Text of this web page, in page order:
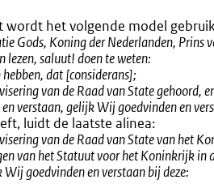
wordt het volgende model
Gods, Koning der Nederlanden, Prins
lezen, saluut! doen te weten:
dat [considerans];
van de Raad van State gehoord,
verstaan, gelijk Wij goedvinden en
luidt de laatste alinea:
van de Raad van State van het
van het Statuut voor het Koninkrijk in
goedvinden en verstaan bij deze: